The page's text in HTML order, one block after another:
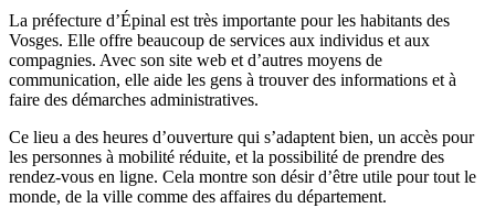
La préfecture d’Épinal est très importante pour les habitants des
Vosges. Elle offre beaucoup de services aux individus et aux
compagnies. Avec son site web et d’autres moyens de
communication, elle aide les gens à trouver des informations et à
faire des démarches administratives.
Ce lieu a des heures d’ouverture qui s’adaptent bien, un accès pour
les personnes à mobilité réduite, et la possibilité de prendre des
rendez-vous en ligne. Cela montre son désir d’être utile pour tout le
monde, de la ville comme des affaires du département.